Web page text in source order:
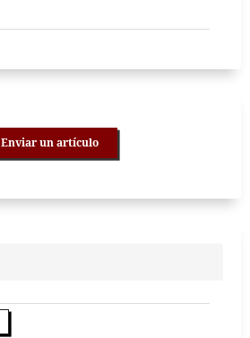
Enviar un artículo